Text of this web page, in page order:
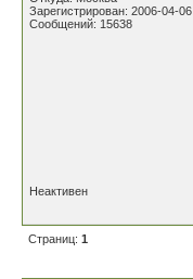
Зарегистрирован: 2006-04-06
Сообщений: 15638
Неактивен
Страниц: 1